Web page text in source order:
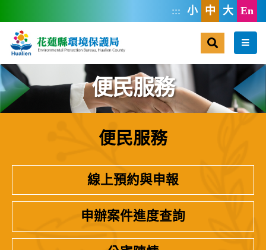
::: 小 中 大 En
選單
便民服務
便民服務
線上預約與申報
申辦案件進度查詢